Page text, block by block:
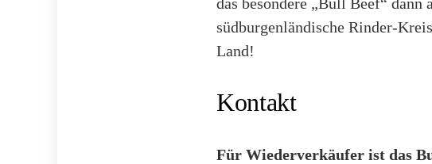
südburgenländische Rinder-
Land!
Kontakt
Für Wiederverkäufer ist das